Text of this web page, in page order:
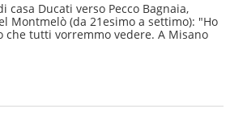
casa Ducati verso Pecco Bagnaia,
Montmelò (da 21esimo a settimo): "Ho
che tutti vorremmo vedere. A Misano